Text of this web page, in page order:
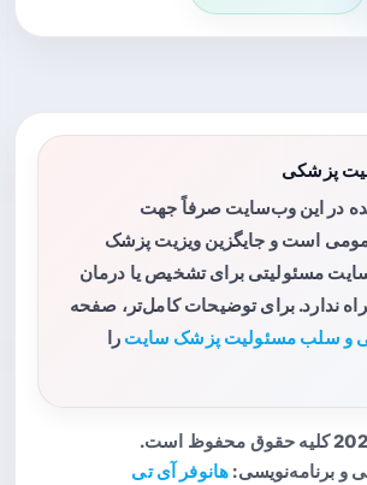
پزشکی
در این وب‌سایت صرفاً جهت
است و جایگزین ویزیت پزشک
مسئولیتی برای تشخیص یا درمان
ندارد. برای توضیحات کامل‌تر، صفحه
و سلب مسئولیت پزشک سایت را
و برنامه‌نویسی: هانوفر آی تی